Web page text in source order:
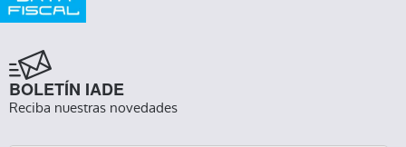
BOLETÍN IADE
Reciba nuestras novedades